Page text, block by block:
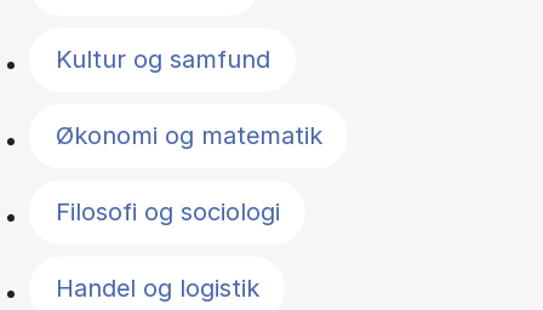
Kultur og samfund
Økonomi og matematik
Filosofi og sociologi
Handel og logistik